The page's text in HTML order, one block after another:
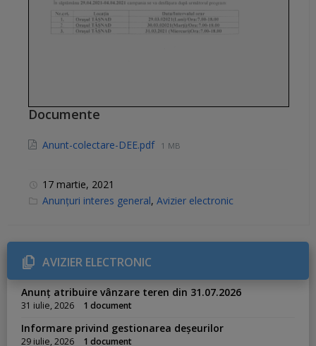
Documente
Anunt-colectare-DEE.pdf 1 MB
17 martie, 2021
C
g
r
i
e
s
Anunțuri interes general, Avizier electronic
AVIZIER ELECTRONIC
Anunț atribuire vânzare teren din 31.07.2026
31 iulie, 2026 1 document
Informare privind gestionarea deșeurilor
29 iulie, 2026 1 document